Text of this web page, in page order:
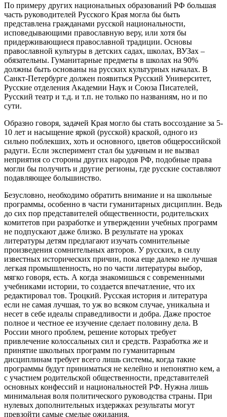
По примеру других национальных образований РФ большая
часть руководителей Русского Края могла бы быть
представлена гражданами русской национальности,
исповедывающими православную веру, или хотя бы
придерживающиеся православной традиции. Основы
православной культуры в детских садах, школах, ВУЗах –
обязательны. Гуманитарные предметы в школах на 90%
должны быть основаны на русских культурных началах. В
Санкт-Петербурге должен появиться Русский Университет,
Русские отделения Академии Наук и Союза Писателей,
Русский театр и т.д. и т.п. не только по названиям, но и по
сути.
Образно говоря, задачей Края могло бы стать воссоздание за 5-
10 лет и насыщение яркой (русской) краской, одного из
сильно поблекших, хоть и основного, цветов общероссийской
радуги. Если эксперимент стал бы удачным и не вызвал
неприятия со стороны других народов РФ, подобные права
могли бы получить и другие регионы, где русские составляют
подавляющее большинство.
Безусловно, необходимо обратить внимание и на школьные
программы, особенно в части гуманитарных дисциплин. Ведь
до сих пор представителей общественности, родительских
комитетов при разработке и утверждении учебных программ
не подпускают даже близко. В результате на уроках
литературы детям предлагают изучать сомнительные
произведения сомнительных авторов. У русских, в силу
известных исторических причин, пока еще далеко не лучшая
легкая промышленность, но по части литературы выбор,
мягко говоря, есть. А когда знакомишься с современными
учебниками истории, то создается впечатление, что их
редактировал тов. Троцкий. Русская история и литература
если не самая лучшая, то уж во всяком случае, уникальна и
несет в себе идеалы справедливости и добра. Даже простое
полное и честное ее изучение сделает половину дела. В
России много проблем, решение которых требует
привлечение колоссальных сил и средств. Разработка же и
принятие школьных программ по гуманитарным
дисциплинам требует всего лишь системы, когда такие
программы будут приниматься не келейно и непонятно кем, а
с участием родительской общественности, представителей
основных конфессий и национальностей РФ. Нужна лишь
минимальная воля политического руководства страны. При
нулевых дополнительных издержках результаты могут
превзойти самые смелые ожидания.